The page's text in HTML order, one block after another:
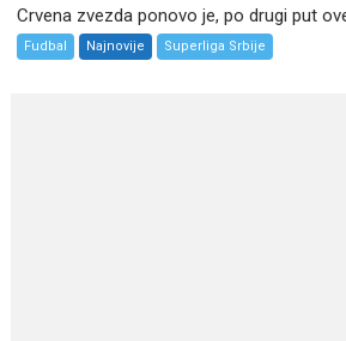
Crvena zvezda ponovo je, po drugi put
Fudbal Najnovije Superliga Srbije